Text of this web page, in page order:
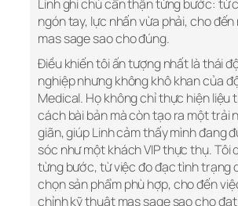
Linh ghi chú cẩn thận từng bước: từ
ngón tay, lực nhấn vừa phải, cho đến
mas sage sao cho đúng.
Điều khiến tôi ấn tượng nhất là thái
nghiệp nhưng không khô khan của
Medical. Họ không chỉ thực hiện liệu
cách bài bản mà còn tạo ra một trải
giãn, giúp Linh cảm thấy mình đang
sóc như một khách VIP thực thụ. Tôi
từng bước, từ việc đo đạc tình trạng
chọn sản phẩm phù hợp, cho đến
chỉnh kỹ thuật mas sage sao cho